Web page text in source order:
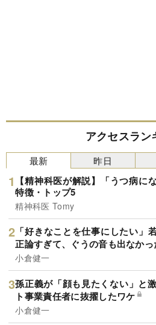
アクセスラン
最新
【精神科医が解説】「うつ病に
特徴・トップ5
精神科医 Tomy
「好きなことを仕事にしたい」
正論すぎて、ぐうの音も出なかっ
小倉健一
孫正義が「顔も見たくない」と
ト事業責任者に抜擢したワケ
小倉健一
昨日